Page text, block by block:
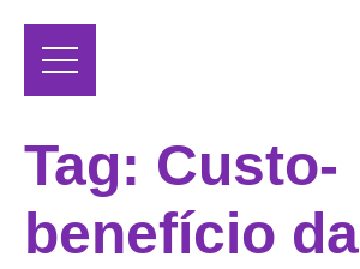
Tag: Custo-
benefício da